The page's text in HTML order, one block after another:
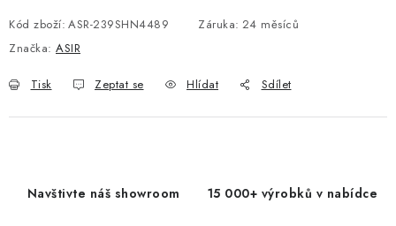
Kód zboží: ASR-239SHN4489 Záruka: 24 měsíců
Značka: ASIR
Tisk Zeptat se Hlídat Sdílet
Navštivte náš showroom 15 000+ výrobků v nabídce